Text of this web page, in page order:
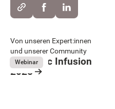
Von unseren Expert:innen
und unserer Community
Webinar
Hirschtec Infusion
2025